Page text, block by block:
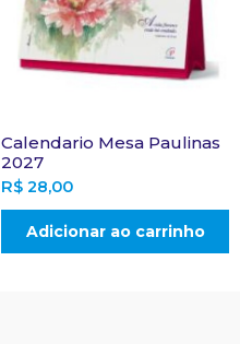
Calendario Mesa Paulinas
2027
R$ 28,00
Adicionar ao carrinho